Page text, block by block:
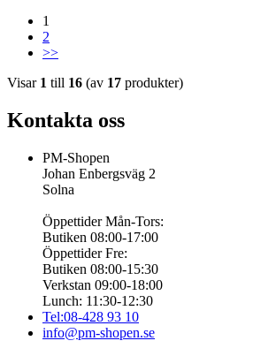
1
2
>>
Visar 1 till 16 (av 17 produkter)
Kontakta oss
PM-Shopen
Johan Enbergsväg 2
Solna
Öppettider Mån-Tors:
Butiken 08:00-17:00
Öppettider Fre:
Butiken 08:00-15:30
Verkstan 09:00-18:00
Lunch: 11:30-12:30
Tel:08-428 93 10
info@pm-shopen.se